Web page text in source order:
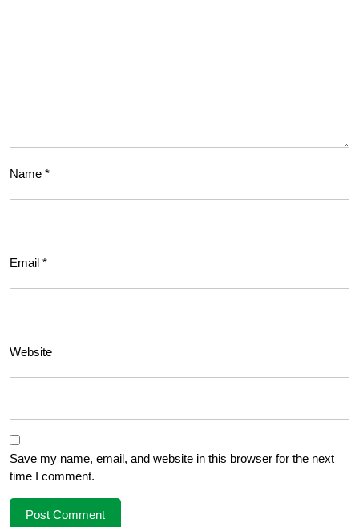
Name *
Email *
Website
Save my name, email, and website in this browser for the next
time I comment.